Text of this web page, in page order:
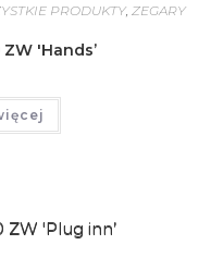
PRODUKTY, ZEGARY
'Hands’